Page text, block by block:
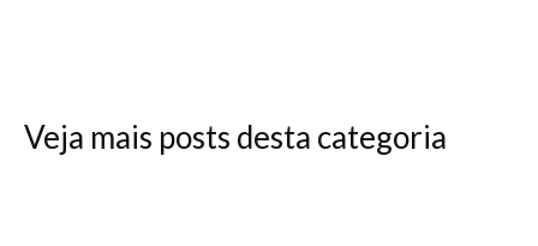
Veja mais posts desta categoria